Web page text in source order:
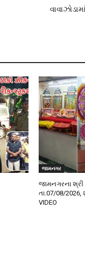
જામનગર
જામનગરના શ્રી
તા.07/08/
VIDEO